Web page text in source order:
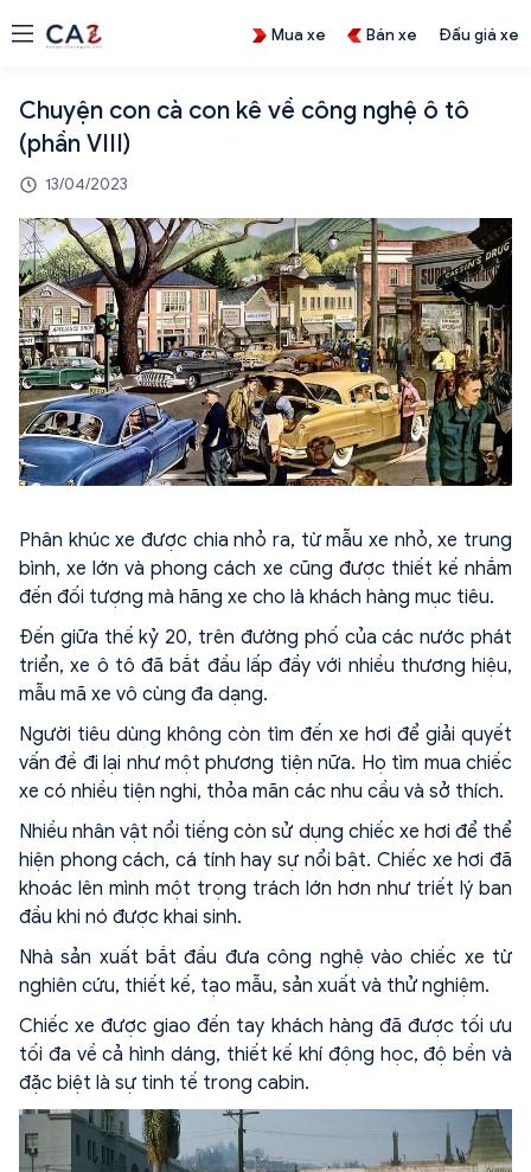
Mua xe Bán xe Đấu giá xe
Chuyện con cà con kê về công nghệ ô tô
(phần VIII)
13/04/2023
Phân khúc xe được chia nhỏ ra, từ mẫu xe nhỏ, xe trung
bình, xe lớn và phong cách xe cũng được thiết kế nhắm
đến đối tượng mà hãng xe cho là khách hàng mục tiêu.
Đến giữa thế kỷ 20, trên đường phố của các nước phát
triển, xe ô tô đã bắt đầu lấp đầy với nhiều thương hiệu,
mẫu mã xe vô cùng đa dạng.
Người tiêu dùng không còn tìm đến xe hơi để giải quyết
vấn đề đi lại như một phương tiện nữa. Họ tìm mua chiếc
xe có nhiều tiện nghi, thỏa mãn các nhu cầu và sở thích.
Nhiều nhân vật nổi tiếng còn sử dụng chiếc xe hơi để thể
hiện phong cách, cá tính hay sự nổi bật. Chiếc xe hơi đã
khoác lên mình một trọng trách lớn hơn như triết lý ban
đầu khi nó được khai sinh.
Nhà sản xuất bắt đầu đưa công nghệ vào chiếc xe từ
nghiên cứu, thiết kế, tạo mẫu, sản xuất và thử nghiệm.
Chiếc xe được giao đến tay khách hàng đã được tối ưu
tối đa về cả hình dáng, thiết kế khí động học, độ bền và
đặc biệt là sự tinh tế trong cabin.